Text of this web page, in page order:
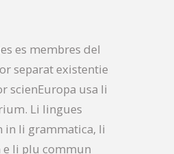
es membres del
separat existentie
scienEuropa usa li
Li lingues
in li grammatica, li
li plu commun